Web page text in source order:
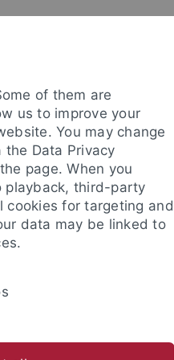
& Nachhaltige
für Ethik in den
of them are
us to improve your
You may change
Data Privacy
page. When you
playback, third-party
cookies for targeting and
data may be linked to